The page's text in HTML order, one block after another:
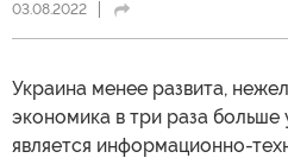
03.08.2022
Украина менее развита,
экономика в три раза больше
является информационно-